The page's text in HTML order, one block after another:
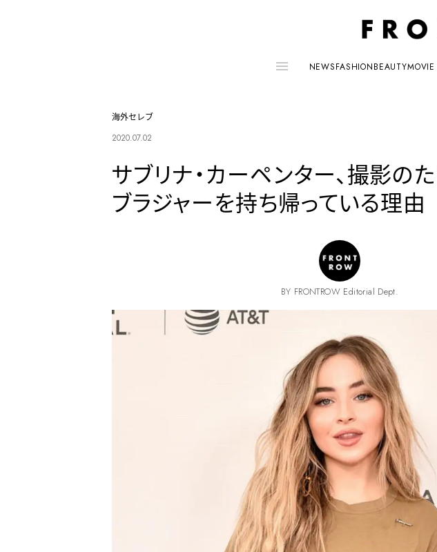
NEWSFASHIONBEAUTY
海外セレブ
2020.07.02
サブリナ・カーペンター、撮影の
ブラジャーを持ち帰っている理由
BY FRONTROW Editorial Dept.